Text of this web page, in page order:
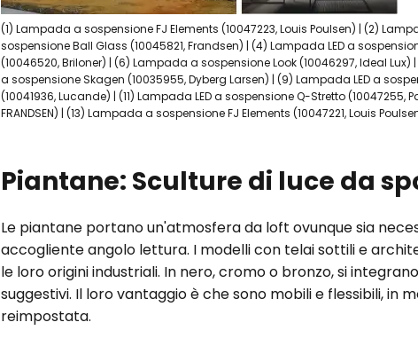
(1) Lampada a sospensione FJ Elements (10047223, Louis Poulsen) | (2)
sospensione Ball Glass (10045821, Frandsen) | (4) Lampada LED a
(10046520, Briloner) | (6) Lampada a sospensione Look (10046297, Ideal
a sospensione Skagen (10035955, Dyberg Larsen) | (9) Lampada LED a
(10041936, Lucande) | (11) Lampada LED a sospensione Q-Stretto
FRANDSEN) | (13) Lampada a sospensione FJ Elements (10047221, Louis
Piantane: Sculture di luce da
Le piantane portano un'atmosfera da loft ovunque sia
accogliente angolo lettura. I modelli con telai sottili e
le loro origini industriali. In nero, cromo o bronzo, si
suggestivi. Il loro vantaggio è che sono mobili e flessibili,
reimpostata.